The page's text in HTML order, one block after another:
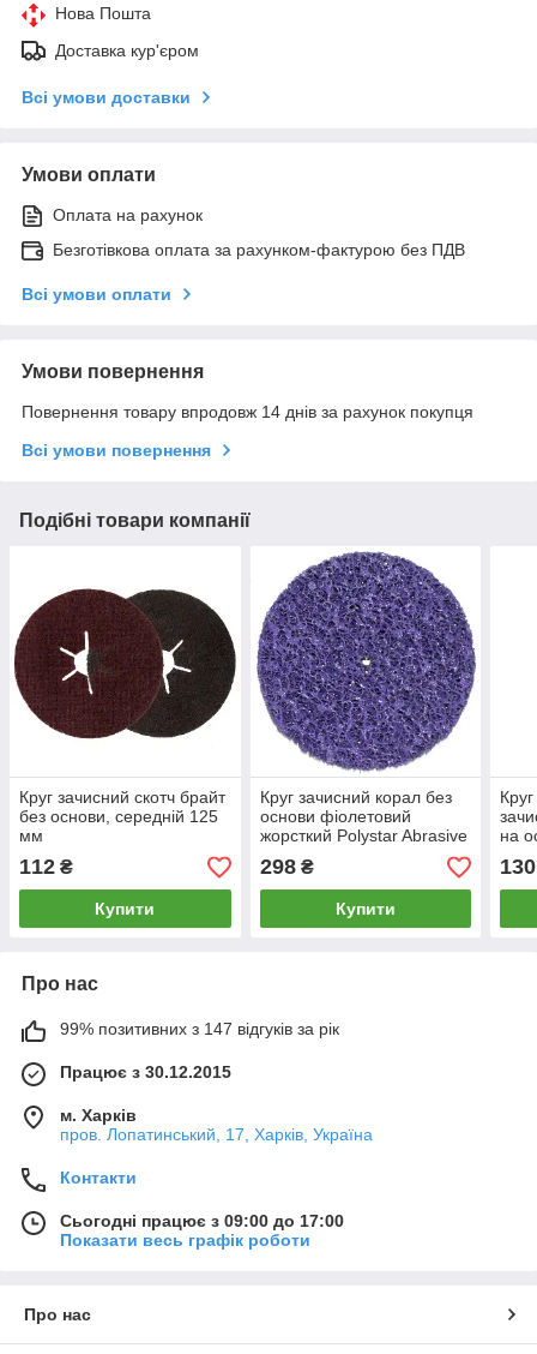
Нова Пошта
Доставка кур'єром
Всі умови доставки
Умови оплати
Оплата на рахунок
Безготівкова оплата за рахунком-фактурою без ПДВ
Всі умови оплати
Умови повернення
Повернення товару впродовж 14 днів за рахунок покупця
Всі умови повернення
Подібні товари компанії
Круг зачисний скотч брайт
без основи, середній 125
мм
112 ₴
Купити
Круг зачисний корал без
основи фіолетовий
жорсткий Polystar Abrasive
d-150 мм
298₴
Купити
на
мм
130
Про нас
99% позитивних з 147 відгуків за рік
Працює з 30.12.2015
м. Харків
пров. Лопатинський, 17, Харків, Україна
Контакти
Сьогодні працює з 09:00 до 17:00
Показати весь графік роботи
Про нас